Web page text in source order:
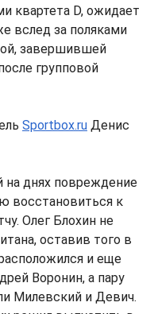
квартета D, ожидает
вслед за поляками
завершившей
групповой
Sportbox.ru Денис
на днях повреждение
восстановиться к
Олег Блохин не
оставив того в
и еще
Воронин, а пару
Милевский и Девич.